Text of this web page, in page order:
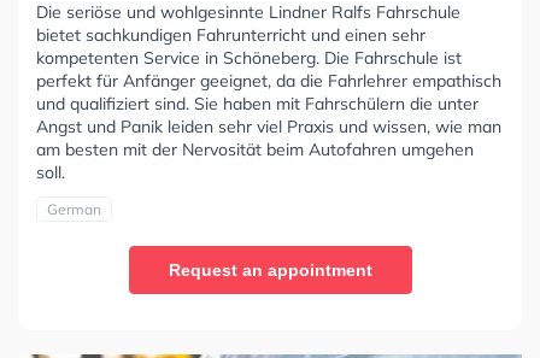
Die seriöse und wohlgesinnte Lindner Ralfs Fahrschule
bietet sachkundigen Fahrunterricht und einen sehr
kompetenten Service in Schöneberg. Die Fahrschule ist
perfekt für Anfänger geeignet, da die Fahrlehrer empathisch
und qualifiziert sind. Sie haben mit Fahrschülern die unter
Angst und Panik leiden sehr viel Praxis und wissen, wie man
am besten mit der Nervosität beim Autofahren umgehen
soll.
German
Request an appointment